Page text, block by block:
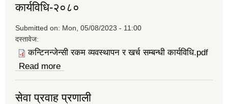
कार्यविधि-२०८०
Submitted on: Mon, 05/08/2023 - 11:00
दस्तावेज:
कन्टिनन्जेन्सी रकम व्यवस्थापन र खर्च सम्बन्धी कार्यविधि.pdf
Read more
सेवा प्रवाह प्रणाली